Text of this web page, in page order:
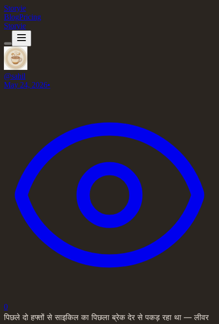
Storyie
BlogPricing
Storyie
@sahil
May 24, 2026•
0
पिछले दो हफ्तों से साइकिल का पिछला ब्रेक देर से पकड़ रहा था — लीवर